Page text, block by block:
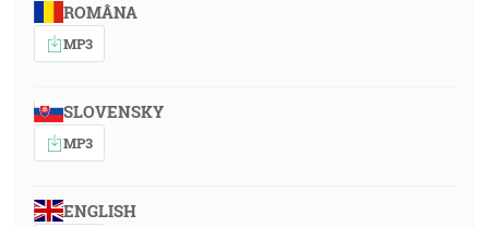
ROMÂNA
MP3
SLOVENSKY
MP3
ENGLISH